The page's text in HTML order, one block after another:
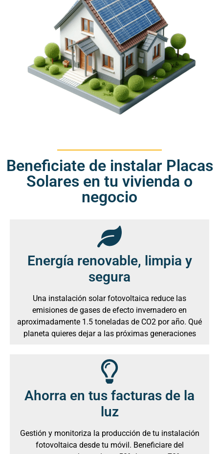
Beneficiate de instalar Placas
Solares en tu vivienda o
negocio
Energía renovable, limpia y
segura
Una instalación solar fotovoltaica reduce las
emisiones de gases de efecto invernadero en
aproximadamente 1.5 toneladas de CO2 por año. Qué
planeta quieres dejar a las próximas generaciones
Ahorra en tus facturas de la
luz
Gestión y monitoriza la producción de tu instalación
fotovoltaica desde tu móvil. Beneficiare del